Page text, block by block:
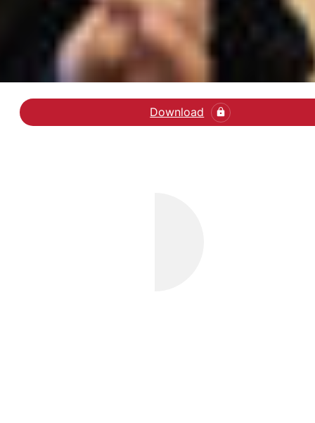
Download